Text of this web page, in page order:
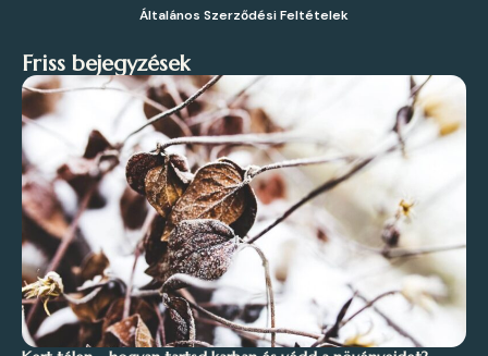
Általános Szerződési Feltételek
Friss bejegyzések